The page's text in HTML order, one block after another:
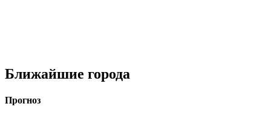
Ближайшие города
Прогноз